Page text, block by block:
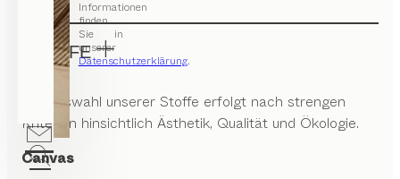
Informationen
finden
Sie in
unserer
Datenschutzerklärung.
STOFFE
Die Auswahl unserer Stoffe erfolgt nach strengen
Kriterien hinsichtlich Ästhetik, Qualität und Ökologie.
Canvas